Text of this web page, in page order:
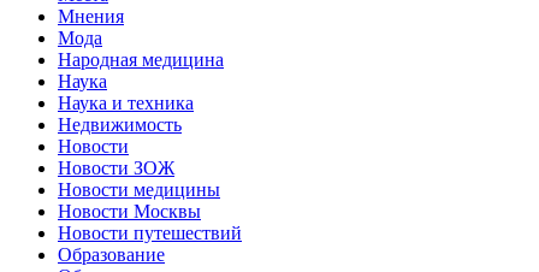
Мнения
Мода
Народная медицина
Наука
Наука и техника
Недвижимость
Новости
Новости ЗОЖ
Новости медицины
Новости Москвы
Новости путешествий
Образование